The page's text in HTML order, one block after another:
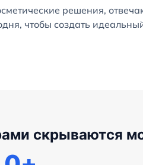
решения,
чтобы создать
скрываются